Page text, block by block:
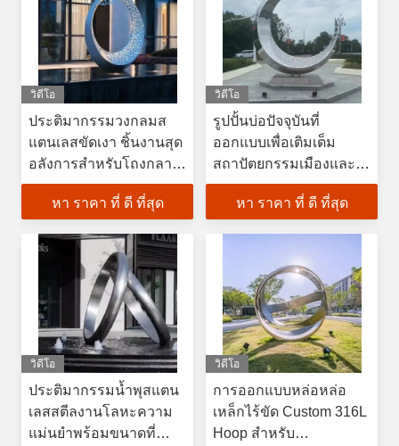
วิดีโอ
ประติมากรรมวงกลมส
แตนเลสขัดเงา ชิ้นงานสุด
อลังการสำหรับโถงกลาง
โรงแรม
หา ราคา ที่ ดี ที่สุด
วิดีโอ
รูปปั้นบ่อปัจจุบันที่
ออกแบบเพื่อเติมเต็ม
สถาปัตยกรรมเมืองและ
การออกแบบภูมิทัศน์ ที่ให้
ลักษณะของน้ํา
หา ราคา ที่ ดี ที่สุด
วิดีโอ
ประติมากรรมน้ำพุสแตน
เลสสตีลงานโลหะความ
แม่นยำพร้อมขนาดที่
วิดีโอ
การออกแบบหล่อหล่อ
เหล็กไร้ขัด Custom 316L
Hoop สําหรับ